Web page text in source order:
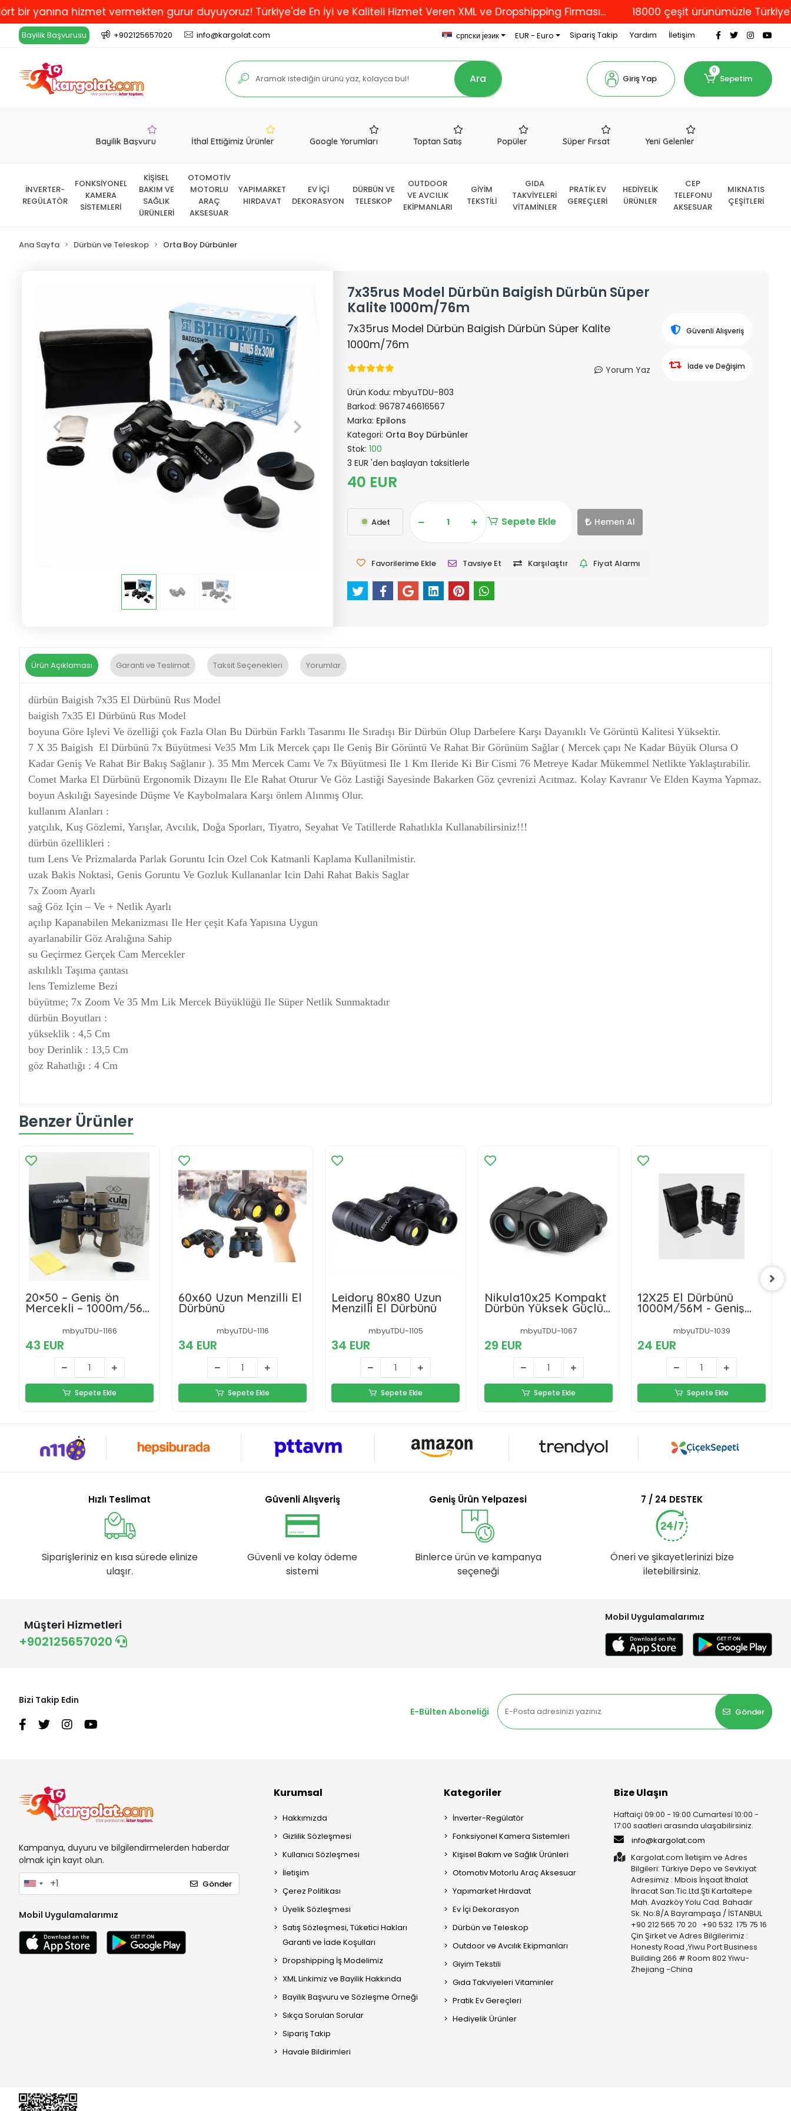
hizmet vermekten gurur duyuyoruz! Türkiye'de En İyi ve Kaliteli Hizmet Veren XML ve Dropshipping Firması... 18000 çeşit ürünümüzle Türkiye'nin
Bayilik Başvurusu +902125657020 info@kargolat.com српски језик EUR - Euro Sipariş Takip Yardım İletişim
Ara Giriş Yap
0
Sepetim
Bayilik Başvuru İthal Ettiğimiz Ürünler Google Yorumları Toptan Satış Popüler Süper Fırsat Yeni Gelenler
İNVERTER-
REGÜLATÖR
FONKSİYONEL
KAMERA
SİSTEMLERİ
KİŞİSEL
BAKIM VE
SAĞLIK
ÜRÜNLERİ
OTOMOTİV
MOTORLU
ARAÇ
AKSESUAR
YAPIMARKET
HIRDAVAT
EV İÇİ
DEKORASYON
DÜRBÜN VE
TELESKOP
OUTDOOR
VE AVCILIK
EKİPMANLARI
GİYİM
TEKSTİLİ
GIDA
TAKVİYELERİ
VİTAMİNLER
PRATİK EV
GEREÇLERİ
HEDİYELİK
ÜRÜNLER
CEP
TELEFONU
AKSESUAR
MIKNATIS
ÇEŞİTLERİ
Ana Sayfa Dürbün ve Teleskop Orta Boy Dürbünler
7x35rus Model Dürbün Baigish Dürbün Süper
Kalite 1000m/76m
7x35rus Model Dürbün Baigish Dürbün Süper Kalite
1000m/76m
Yorum Yaz
Ürün Kodu:mbyuTDU-803
Barkod:9678746616567
Marka: Epilons
Kategori: Orta Boy Dürbünler
Stok:100
3 EUR 'den başlayan taksitlerle
40 EUR
Adet Sepete Ekle Hemen Al
Favorilerime Ekle Tavsiye Et Karşılaştır Fiyat Alarmı
Güvenli Alışveriş
İade ve Değişim
Ürün Açıklaması Garanti ve Teslimat Taksit Seçenekleri Yorumlar
dürbün Baigish 7x35 El Dürbünü Rus Model
baigish 7x35 El Dürbünü Rus Model
boyuna Göre Işlevi Ve özelliği çok Fazla Olan Bu Dürbün Farklı Tasarımı Ile Sıradışı Bir Dürbün Olup Darbelere Karşı Dayanıklı Ve Görüntü Kalitesi Yüksektir.
7 X 35 Baigish El Dürbünü 7x Büyütmesi Ve35 Mm Lik Mercek çapı Ile Geniş Bir Görüntü Ve Rahat Bir Görünüm Sağlar ( Mercek çapı Ne Kadar Büyük Olursa O
Kadar Geniş Ve Rahat Bir Bakış Sağlanır ). 35 Mm Mercek Camı Ve 7x Büyütmesi Ile 1 Km Ileride Ki Bir Cismi 76 Metreye Kadar Mükemmel Netlikte Yaklaştırabilir.
Comet Marka El Dürbünü Ergonomik Dizaynı Ile Ele Rahat Oturur Ve Göz Lastiği Sayesinde Bakarken Göz çevrenizi Acıtmaz. Kolay Kavranır Ve Elden Kayma Yapmaz.
boyun Askılığı Sayesinde Düşme Ve Kaybolmalara Karşı önlem Alınmış Olur.
kullanım Alanları :
yatçılık, Kuş Gözlemi, Yarışlar, Avcılık, Doğa Sporları, Tiyatro, Seyahat Ve Tatillerde Rahatlıkla Kullanabilirsiniz!!!
dürbün özellikleri :
tum Lens Ve Prizmalarda Parlak Goruntu Icin Ozel Cok Katmanli Kaplama Kullanilmistir.
uzak Bakis Noktasi, Genis Goruntu Ve Gozluk Kullananlar Icin Dahi Rahat Bakis Saglar
7x Zoom Ayarlı
sağ Göz Için – Ve + Netlik Ayarlı
açılıp Kapanabilen Mekanizması Ile Her çeşit Kafa Yapısına Uygun
ayarlanabilir Göz Aralığına Sahip
su Geçirmez Gerçek Cam Mercekler
askılıklı Taşıma çantası
lens Temizleme Bezi
büyütme; 7x Zoom Ve 35 Mm Lik Mercek Büyüklüğü Ile Süper Netlik Sunmaktadır
dürbün Boyutları :
yükseklik : 4,5 Cm
boy Derinlik : 13,5 Cm
göz Rahatlığı : 4 Cm
Benzer Ürünler
20×50 – Geniş ön
Mercekli – 1000m/56m
El Dürbünü – Çöl Rengi
mbyuTDU-1166
43 EUR
Sepete Ekle
60x60 Uzun Menzilli El
Dürbünü
mbyuTDU-1116
34 EUR
Sepete Ekle
Leidory 80x80 Uzun
Menzilli El Dürbünü
mbyuTDU-1105
34 EUR
Sepete Ekle
Nikula10x25 Kompakt
Dürbün Yüksek Güçlü
Açık Spor Teleskop
Cep Kapsamı Konser
Seyahat Çocuklar için
Hediye
mbyuTDU-1067
29 EUR
Sepete Ekle
12X25 El Dürbünü
1000M/56M - Geniş
Görüş Alanlı Siyah
mbyuTDU-1039
24 EUR
Sepete Ekle
Hızlı Teslimat
Siparişleriniz en kısa sürede elinize
ulaşır.
Güvenli Alışveriş
Güvenli ve kolay ödeme
sistemi
Geniş Ürün Yelpazesi
Binlerce ürün ve kampanya
seçeneği
7 / 24 DESTEK
Öneri ve şikayetlerinizi bize
iletebilirsiniz.
Müşteri Hizmetleri
+902125657020
Mobil Uygulamalarımız
Bizi Takip Edin
E-Bülten Aboneliği
Gönder
Kampanya, duyuru ve bilgilendirmelerden haberdar
olmak için kayıt olun.
Gönder
Mobil Uygulamalarımız
Kurumsal
Hakkımızda
Gizlilik Sözleşmesi
Kullanıcı Sözleşmesi
İletişim
Çerez Politikası
Üyelik Sözleşmesi
Satış Sözleşmesi, Tüketici Hakları
Garanti ve İade Koşulları
Dropshipping İş Modelimiz
XML Linkimiz ve Bayilik Hakkında
Bayilik Başvuru ve Sözleşme Örneği
Sıkça Sorulan Sorular
Sipariş Takip
Havale Bildirimleri
Kategoriler
İnverter-Regülatör
Fonksiyonel Kamera Sistemleri
Kişisel Bakım ve Sağlık Ürünleri
Otomotiv Motorlu Araç Aksesuar
Yapımarket Hırdavat
Ev İçi Dekorasyon
Dürbün ve Teleskop
Outdoor ve Avcılık Ekipmanları
Giyim Tekstili
Gıda Takviyeleri Vitaminler
Pratik Ev Gereçleri
Hediyelik Ürünler
Bize Ulaşın
Haftaiçi 09:00 - 19:00 Cumartesi 10:00 -
17:00 saatleri arasında ulaşabilirsiniz.
info@kargolat.com
Kargolat.com İletişim ve Adres
Bilgileri: Türkiye Depo ve Sevkiyat
Adresimiz : Mbois İnşaat İthalat
İhracat San.Tic.Ltd.Şti Kartaltepe
Mah. Avazköy Yolu Cad. Bahadır
Sk. No:8/A Bayrampaşa / İSTANBUL
+90 212 565 70 20 +90 532 175 75 16
Çin Şirket ve Adres Bilgilerimiz :
Honesty Road ,Yiwu Port Business
Building 266 # Room 802 Yiwu-
Zhejiang -China